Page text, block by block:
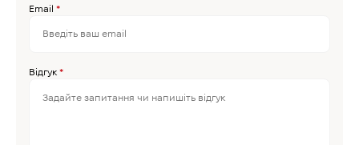
Email *
Відгук *